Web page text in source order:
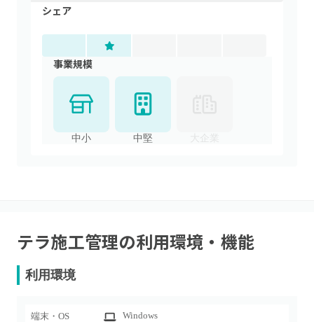
シェア
事業規模
中小 中堅 大企業
テラ施工管理の利用環境・機能
利用環境
端末・OS Windows